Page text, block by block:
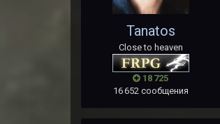
Tanatos
Close to heaven
18 725
16 652 сообщения